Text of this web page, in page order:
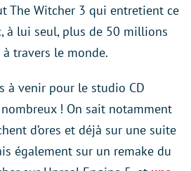
The Witcher 3 qui entretient ce
à lui seul, plus de 50 millions
à travers le monde.
à venir pour le studio CD
! On sait notamment
d’ores et déjà sur une suite
également sur un remake du